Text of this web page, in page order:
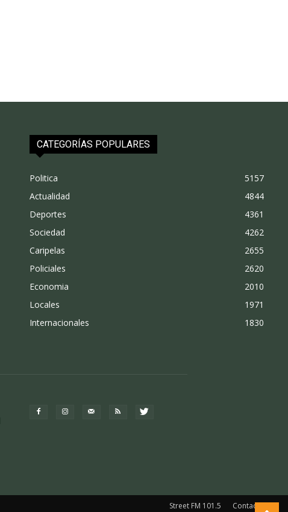
CATEGORÍAS POPULARES
Politica
5157
Actualidad
4844
Deportes
4361
Sociedad
4262
Caripelas
2655
Policiales
2620
Economia
2010
Locales
1971
Internacionales
1830
Street FM 101.5 Contacto